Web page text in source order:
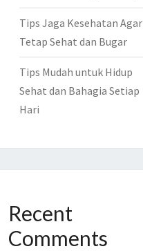
Tips Jaga Kesehatan Agar
Tetap Sehat dan Bugar
Tips Mudah untuk Hidup
Sehat dan Bahagia Setiap
Hari
Recent
Comments